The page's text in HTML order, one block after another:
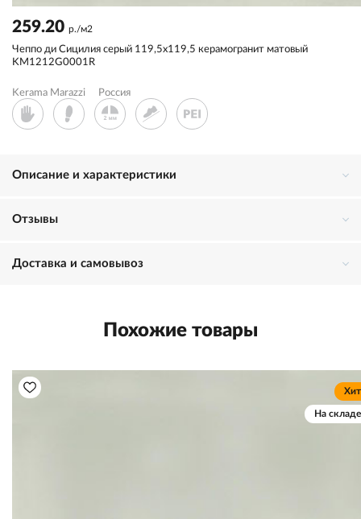
259.20 р./м2
Чеппо ди Сицилия серый 119,5x119,5 керамогранит матовый
KM1212G0001R
Kerama Marazzi Россия
Описание и характеристики
Отзывы
Доставка и самовывоз
Похожие товары
Хит
На складе